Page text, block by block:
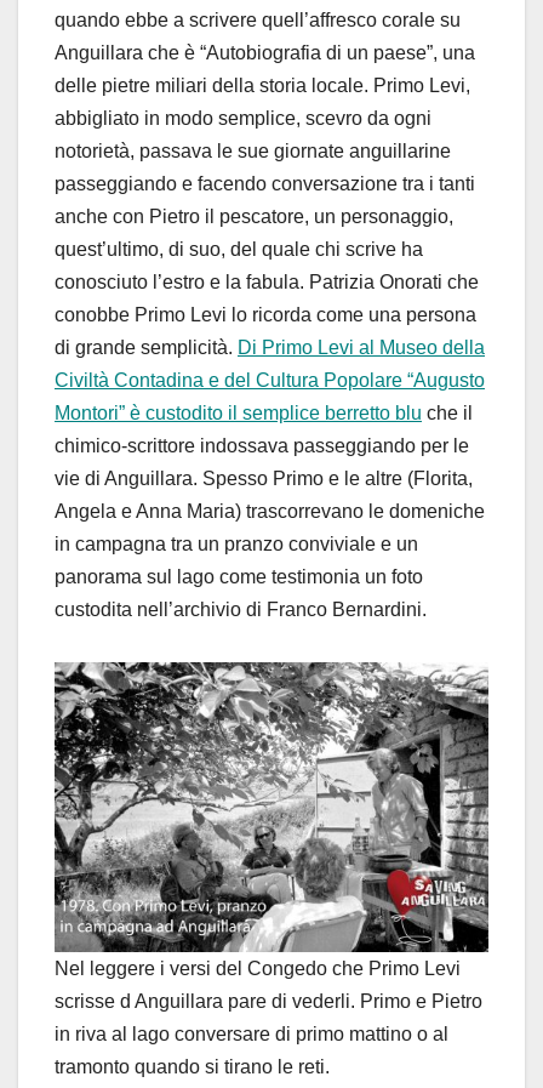
quando ebbe a scrivere quell’affresco corale su
Anguillara che è “Autobiografia di un paese”, una
delle pietre miliari della storia locale. Primo Levi,
abbigliato in modo semplice, scevro da ogni
notorietà, passava le sue giornate anguillarine
passeggiando e facendo conversazione tra i tanti
anche con Pietro il pescatore, un personaggio,
quest’ultimo, di suo, del quale chi scrive ha
conosciuto l’estro e la fabula. Patrizia Onorati che
conobbe Primo Levi lo ricorda come una persona
di grande semplicità. Di Primo Levi al Museo della
Civiltà Contadina e del Cultura Popolare “Augusto
Montori” è custodito il semplice berretto blu che il
chimico-scrittore indossava passeggiando per le
vie di Anguillara. Spesso Primo e le altre (Florita,
Angela e Anna Maria) trascorrevano le domeniche
in campagna tra un pranzo conviviale e un
panorama sul lago come testimonia un foto
custodita nell’archivio di Franco Bernardini.
Nel leggere i versi del Congedo che Primo Levi
scrisse d Anguillara pare di vederli. Primo e Pietro
in riva al lago conversare di primo mattino o al
tramonto quando si tirano le reti.